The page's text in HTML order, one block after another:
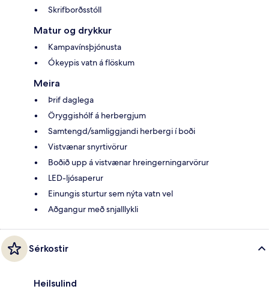
Skrifborðsstóll
Matur og drykkur
Kampavínsþjónusta
Ókeypis vatn á flöskum
Meira
Þrif daglega
Öryggishólf á herbergjum
Samtengd/samliggjandi herbergi í boði
Vistvænar snyrtivörur
Boðið upp á vistvænar hreingerningarvörur
LED-ljósaperur
Einungis sturtur sem nýta vatn vel
Aðgangur með snjalllykli
Sérkostir
Heilsulind